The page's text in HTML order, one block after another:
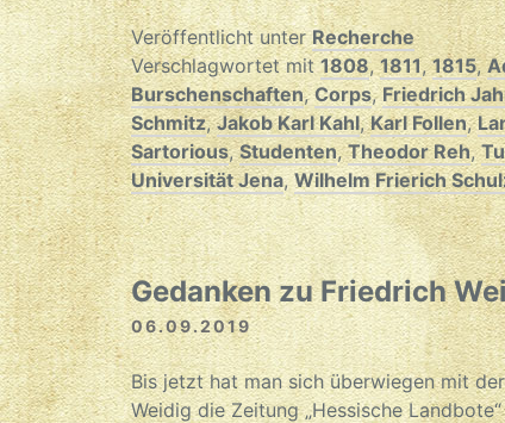
Veröffentlicht unterRecherche
Verschlagwortet mit1808,1811,1815,
Burschenschaften,Corps,Friedrich
Schmitz,Jakob Karl Kahl,Karl Follen,
Sartorious,Studenten,Theodor Reh,
Universität Jena, Wilhelm Frierich
Gedanken zu Friedrich
06.09.2019
Bis jetzt hat man sich überwiegen mit
Weidig die Zeitung „Hessische